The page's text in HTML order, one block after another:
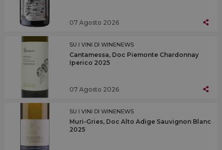
07 Agosto 2026
SU I VINI DI WINENEWS
Cantamessa, Doc Piemonte Chardonnay
Iperico 2025
07 Agosto 2026
SU I VINI DI WINENEWS
Muri-Gries, Doc Alto Adige Sauvignon Blanc
2025